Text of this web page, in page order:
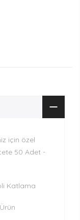
için özel
50 Adet -
Katlama